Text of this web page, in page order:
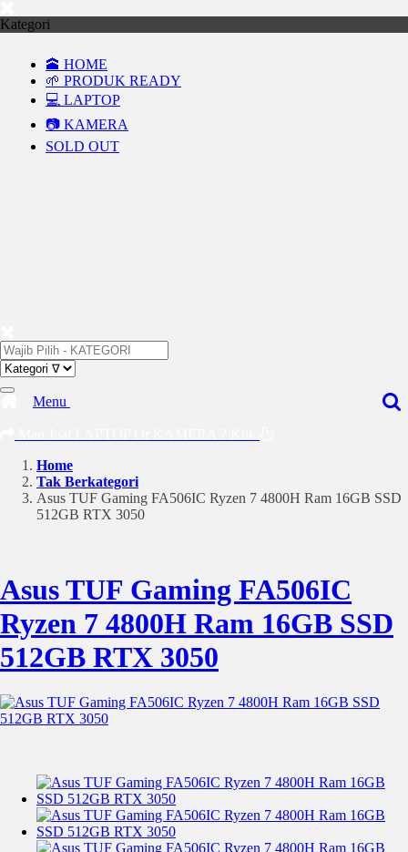
Kategori
🕋 HOME
🌱 PRODUK READY
💻 LAPTOP
📷 KAMERA
SOLD OUT
Menu
Home
Tak Berkategori
Asus TUF Gaming FA506IC Ryzen 7 4800H Ram 16GB SSD
512GB RTX 3050
Asus TUF Gaming FA506IC
Ryzen 7 4800H Ram 16GB SSD
512GB RTX 3050